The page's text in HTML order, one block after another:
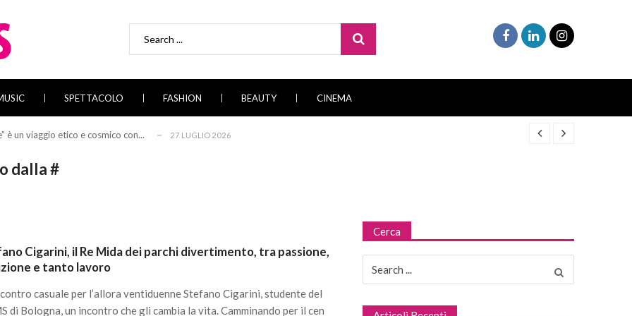
for:
SPETTACOLO FASHION BEAUTY CINEMA
23 LUGLIO 2026
è un viaggio etico e cosmico con... 27 LUGLIO 2026
la commedia musicale ‘A voce d’e criat...
Anniemore 24 si racconta con “Ta...
dalla #
Cigarini, il Re Mida dei parchi divertimento, tra passione,
e tanto lavoro
casuale per l’allora ventiduenne Stefano Cigarini, studente del
di Bologna, un incontro che gli cambia la vita. Camminando per il cen
Cerca
for: